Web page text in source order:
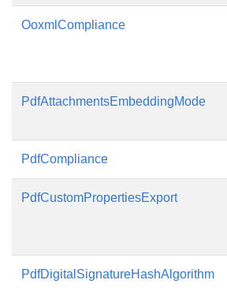
OoxmlCompliance
PdfAttachmentsEmbeddingMode
PdfCompliance
PdfCustomPropertiesExport
PdfDigitalSignatureHashAlgorithm